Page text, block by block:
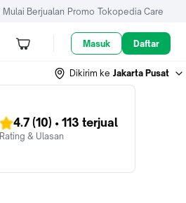
Mulai Berjualan Promo Tokopedia Care
Masuk Daftar
Dikirim ke Jakarta Pusat
4.7 (10) • 113 terjual
Rating & Ulasan